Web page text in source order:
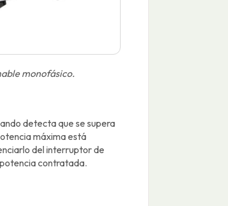
monofásico.
detecta que se supera
máxima está
del interruptor de
contratada.